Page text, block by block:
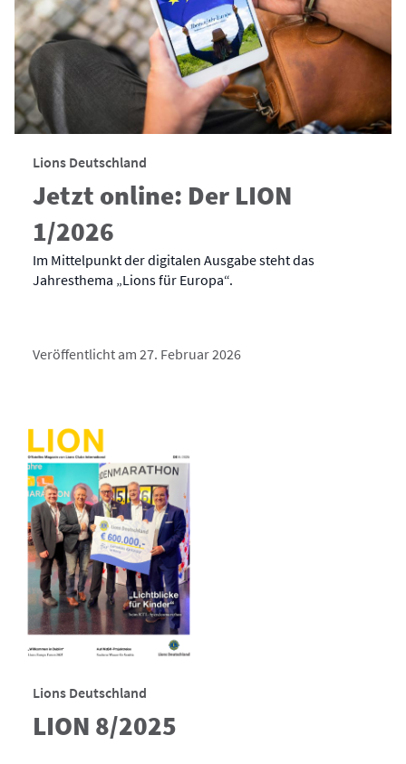
Lions Deutschland
Jetzt online: Der LION
1/2026
Im Mittelpunkt der digitalen Ausgabe steht das
Jahresthema „Lions für Europa“.
Veröffentlicht am 27. Februar 2026
Lions Deutschland
LION 8/2025